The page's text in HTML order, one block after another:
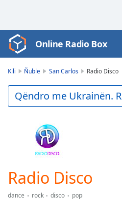
Video
Player
Play
Video
Current
Time0:00
Online Radio Box
Kili Ñuble San Carlos Radio Disco
Qëndro me Ukrainën.
Radio Disco
dance rock disco
pop